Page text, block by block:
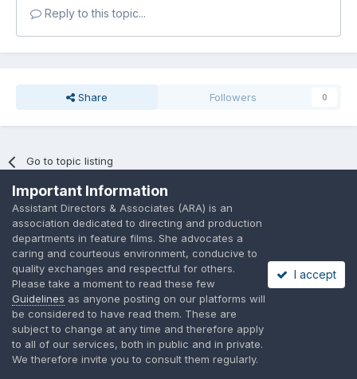
Reply to this topic...
Share Followers 0
Go to topic listing
Language Privacy Policy Contact Us Cookies
A place to share suggested by ARAssocies.com
Important Information
Assistant Directors & Associates (ARA) is an
association dedicated to directing and production
departments in feature films. She advocates a
caring and courteous environment, conducive to
quality exchanges and respectful for others.
Please take a moment to read these few
Guidelines as anyone posting on our platforms will
be considered to have read them. These are
subject to change at any time and therefore apply
to all of our services, both in public and in private.
We therefore invite you to consult them regularly.
I accept